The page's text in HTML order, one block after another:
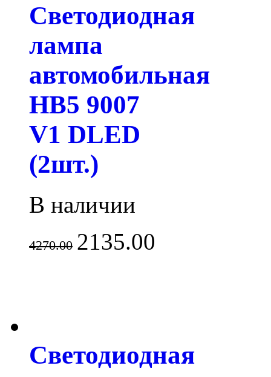
Светодиодная
лампа
автомобильная
HB5 9007
V1 DLED
(2шт.)
В наличии
4270.00 2135.00
Светодиодная